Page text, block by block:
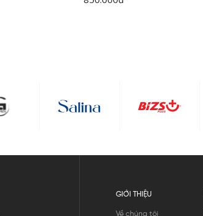
GIỚI THIỆU
Về chúng tôi